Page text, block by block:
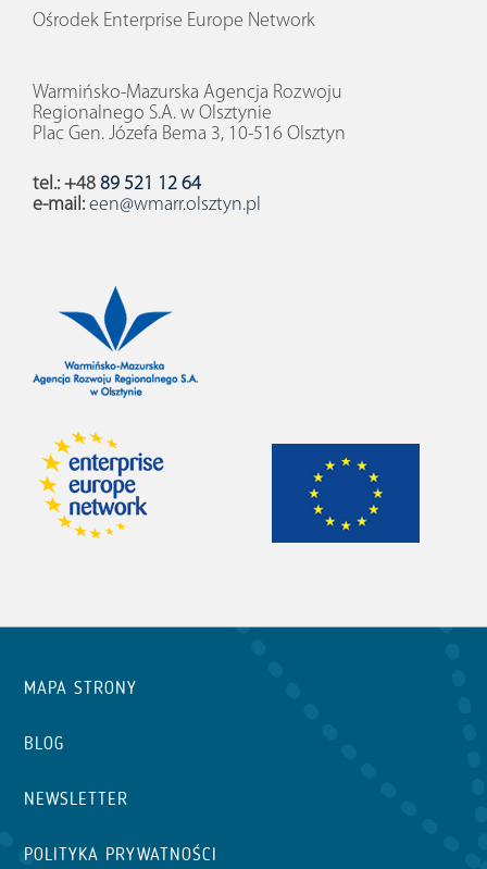
Ośrodek Enterprise Europe Network
Warmińsko-Mazurska Agencja Rozwoju
Regionalnego S.A. w Olsztynie
Plac Gen. Józefa Bema 3, 10-516 Olsztyn
tel.: +48 89 521 12 64
e-mail: een@wmarr.olsztyn.pl
MAPA STRONY
BLOG
NEWSLETTER
POLITYKA PRYWATNOŚCI